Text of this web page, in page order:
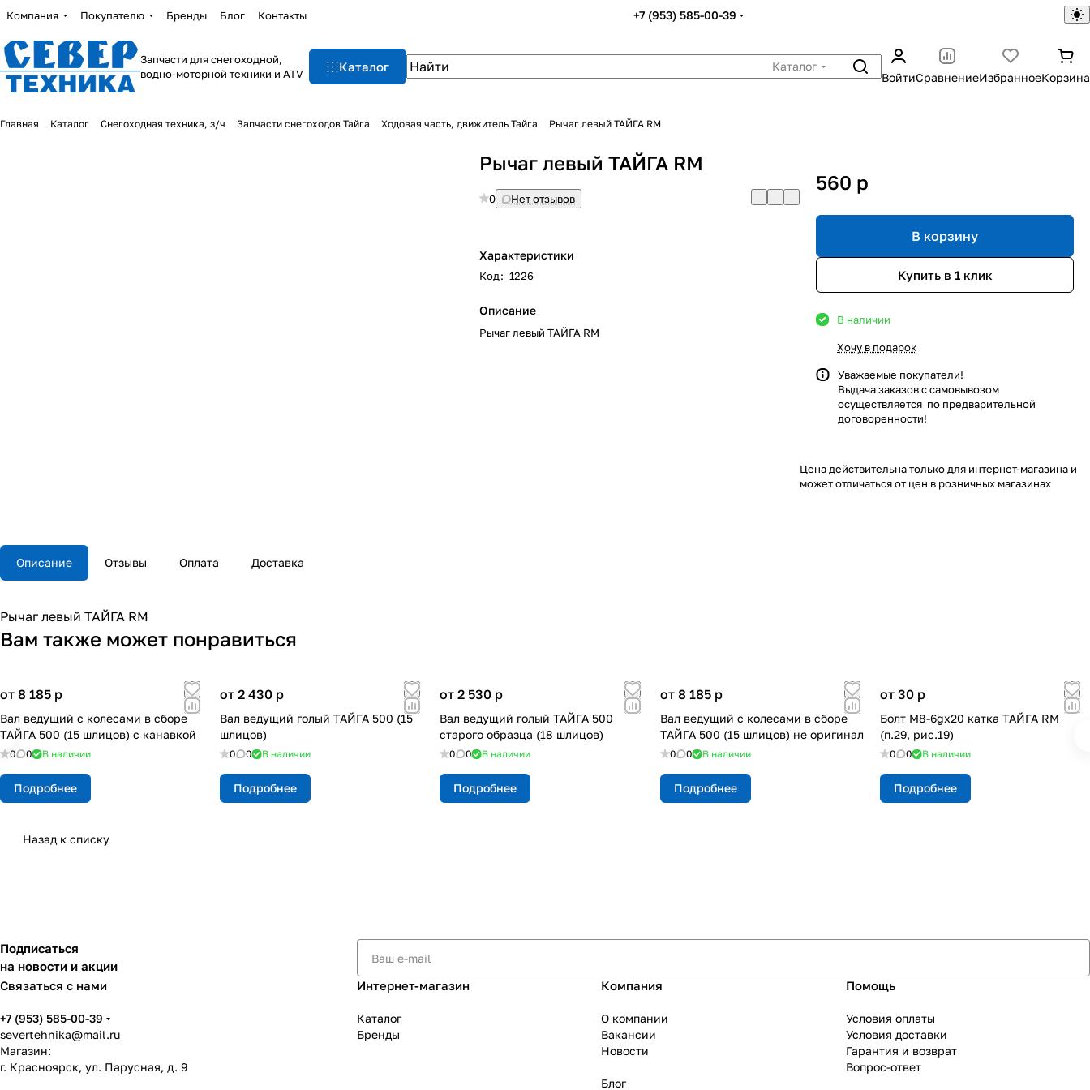
Компания Покупателю Бренды Блог Контакты +7 (953) 585-00-39
Запчасти для снегоходной,
водно-моторной техники и ATV
Каталог
Каталог
ВойтиСравнениеИзбранноеКорзина
Главная Каталог Снегоходная техника, з/ч Запчасти снегоходов Тайга Ходовая часть, движитель Тайга Рычаг левый ТАЙГА RM
Рычаг левый ТАЙГА RM
0 Нет отзывов
Характеристики
Код: 1226
Описание
Рычаг левый ТАЙГА RM
560 p
В корзину
Купить в 1 клик
В наличии
Хочу в подарок
Уважаемые покупатели!
Выдача заказов с самовывозом
осуществляется по предварительной
договоренности!
Цена действительна только для интернет-магазина и
может отличаться от цен в розничных магазинах
Описание Отзывы Оплата Доставка
Рычаг левый ТАЙГА RM
Вам также может понравиться
от 8 185 p
Вал ведущий с колесами в сборе
ТАЙГА 500 (15 шлицов) с канавкой
0 0 В наличии
Подробнее
от 2 430 p
Вал ведущий голый ТАЙГА 500 (15
шлицов)
0 0 В наличии
Подробнее
от 2 530 p
Вал ведущий голый ТАЙГА 500
старого образца (18 шлицов)
0 0 В наличии
Подробнее
от 8 185 p
Вал ведущий с колесами в сборе
ТАЙГА 500 (15 шлицов) не оригинал
0 0 В наличии
Подробнее
от 30 p
Болт М8-6gх20 катка ТАЙГА RM
(п.29, рис.19)
0 0 В наличии
Подробнее
Назад к списку
Подписаться
на новости и акции
Связаться с нами
+7 (953) 585-00-39
severtehnika@mail.ru
Магазин:
г. Красноярск, ул. Парусная, д. 9
Интернет-магазин
Каталог
Бренды
Компания
О компании
Вакансии
Новости
Блог
Помощь
Условия оплаты
Условия доставки
Гарантия и возврат
Вопрос-ответ